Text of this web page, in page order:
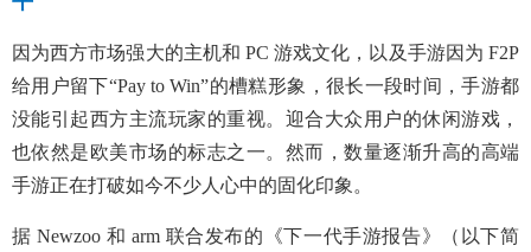
因为西方市场强大的主机和 PC 游戏文化，以及手游因为 F2P
给用户留下“Pay to Win”的槽糕形象，很长一段时间，手游都
没能引起西方主流玩家的重视。迎合大众用户的休闲游戏，
也依然是欧美市场的标志之一。然而，数量逐渐升高的高端
手游正在打破如今不少人心中的固化印象。
据 Newzoo 和 arm 联合发布的《下一代手游报告》（以下简